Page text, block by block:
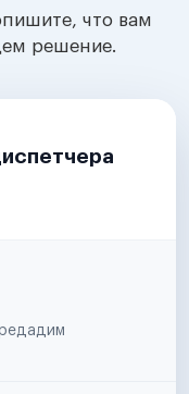
что вам
решение.